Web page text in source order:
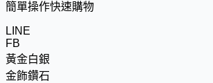
簡單操作快速購物
LINE
FB
黃金白銀
金飾鑽石